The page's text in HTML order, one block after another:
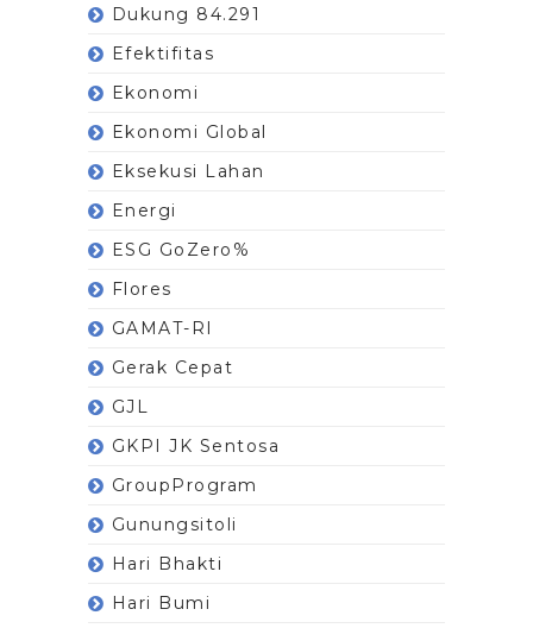
Dukung 84.291
Efektifitas
Ekonomi
Ekonomi Global
Eksekusi Lahan
Energi
ESG GoZero%
Flores
GAMAT-RI
Gerak Cepat
GJL
GKPI JK Sentosa
GroupProgram
Gunungsitoli
Hari Bhakti
Hari Bumi